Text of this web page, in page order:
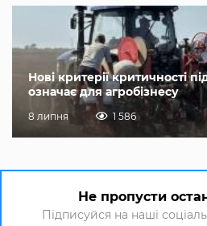
Нові критерії критичності
означає для агробізнесу
8 липня 1 586
Не пропусти
Підписуйся на наші